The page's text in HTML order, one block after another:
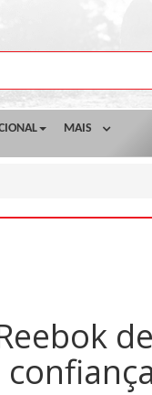
MAIS
confiança